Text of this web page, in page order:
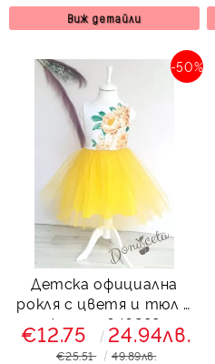
Виж детайли
Детска официална
рокля с цветя и тюл в
жълто 646289
-50%
€12.75 24.94лв.
€25.51 49.89лв.